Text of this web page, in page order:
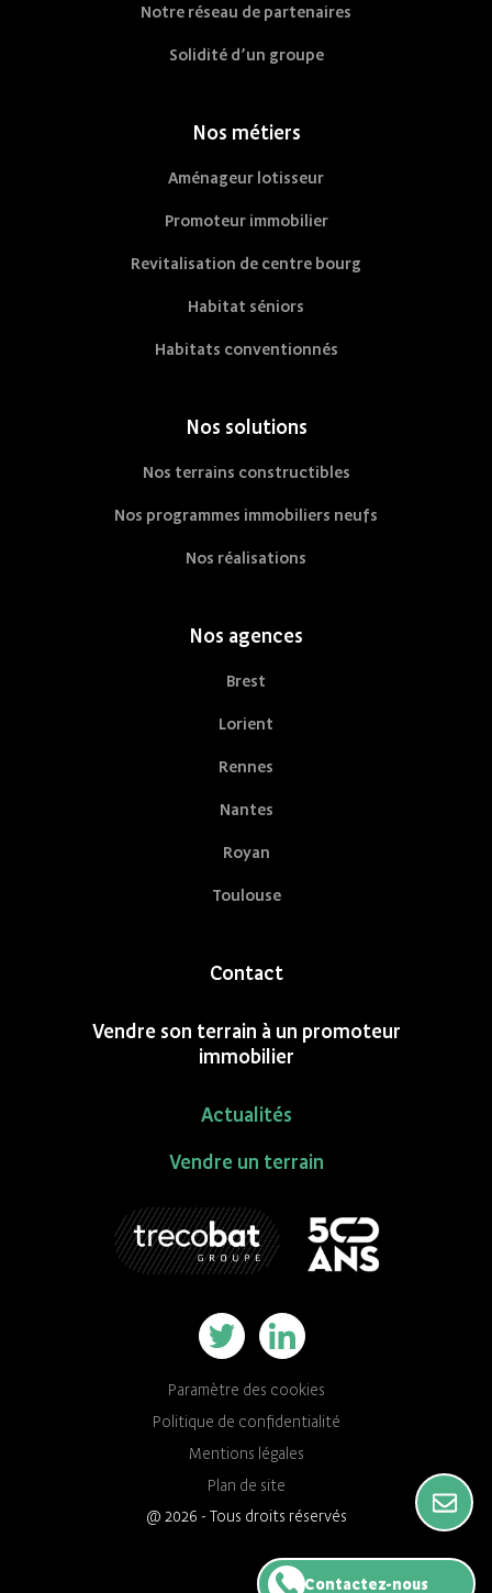
Contactez-nous
Notre réseau de partenaires
Solidité d’un groupe
Nos métiers
Aménageur lotisseur
Promoteur immobilier
Revitalisation de centre bourg
Habitat séniors
Habitats conventionnés
Nos solutions
Nos terrains constructibles
Nos programmes immobiliers neufs
Nos réalisations
Nos agences
Brest
Lorient
Rennes
Nantes
Royan
Toulouse
Contact
Vendre son terrain à un promoteur
immobilier
Actualités
Vendre un terrain
Paramètre des cookies
Politique de confidentialité
Mentions légales
Plan de site
@ 2026 - Tous droits réservés